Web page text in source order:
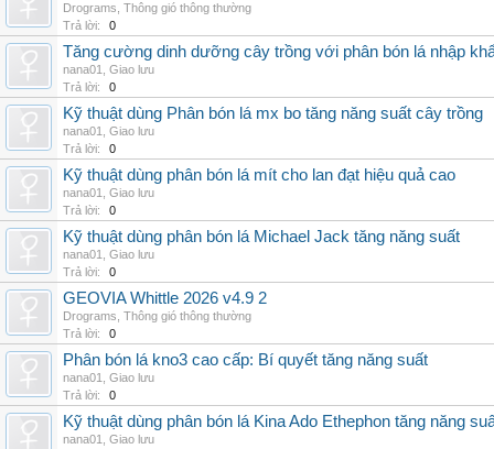
Drograms Thông gió thông thường
Trả lời:
0
Tăng cường dinh dưỡng cây trồng với phân bón lá nhập
nana01
Giao lưu
Trả lời:
0
Kỹ thuật dùng Phân bón lá mx bo tăng năng suất cây trồng
nana01
Giao lưu
Trả lời:
0
Kỹ thuật dùng phân bón lá mít cho lan đạt hiệu quả cao
nana01
Giao lưu
Trả lời:
0
Kỹ thuật dùng phân bón lá Michael Jack tăng năng suất
nana01
Giao lưu
Trả lời:
0
GEOVIA Whittle 2026 v4.9 2
Drograms Thông gió thông thường
Trả lời:
0
Phân bón lá kno3 cao cấp: Bí quyết tăng năng suất
nana01
Giao lưu
Trả lời:
0
Kỹ thuật dùng phân bón lá Kina Ado Ethephon tăng năng
nana01
Giao lưu